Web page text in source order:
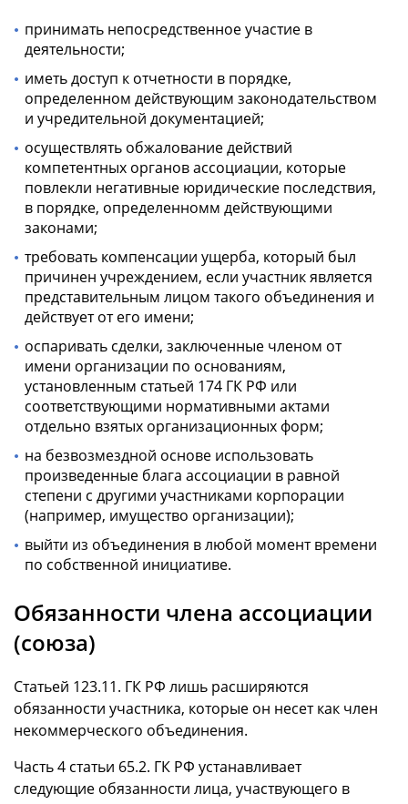
принимать непосредственное участие в
деятельности;
иметь доступ к отчетности в порядке,
определенном действующим законодательством
и учредительной документацией;
осуществлять обжалование действий
компетентных органов ассоциации, которые
повлекли негативные юридические последствия,
в порядке, определенномм действующими
законами;
требовать компенсации ущерба, который был
причинен учреждением, если участник является
представительным лицом такого объединения и
действует от его имени;
оспаривать сделки, заключенные членом от
имени организации по основаниям,
установленным статьей 174 ГК РФ или
соответствующими нормативными актами
отдельно взятых организационных форм;
на безвозмездной основе использовать
произведенные блага ассоциации в равной
степени с другими участниками корпорации
(например, имущество организации);
выйти из объединения в любой момент времени
по собственной инициативе.
Обязанности члена ассоциации
(союза)
Статьей 123.11. ГК РФ лишь расширяются
обязанности участника, которые он несет как член
некоммерческого объединения.
Часть 4 статьи 65.2. ГК РФ устанавливает
следующие обязанности лица, участвующего в